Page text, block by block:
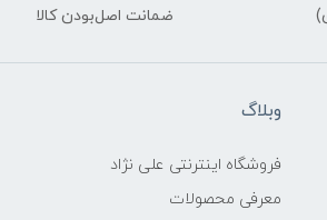
ضمانت اصل‌بودن کالا
وبلاگ
فروشگاه اینترنتی علی نژاد
معرفی محصولات